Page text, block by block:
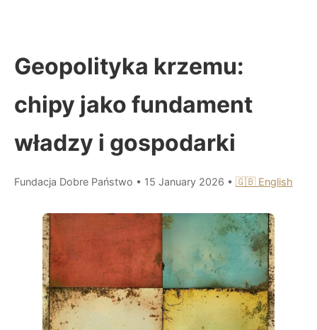
Geopolityka krzemu:
chipy jako fundament
władzy i gospodarki
Fundacja Dobre Państwo • 15 January 2026 • 🇬🇧 English